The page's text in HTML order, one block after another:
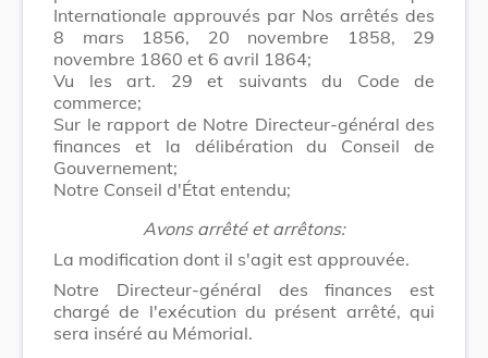
Internationale approuvés par Nos arrêtés des
8 mars 1856, 20 novembre 1858, 29
novembre 1860 et 6 avril 1864;
Vu les art. 29 et suivants du Code de
commerce;
Sur le rapport de Notre Directeur-général des
finances et la délibération du Conseil de
Gouvernement;
Notre Conseil d'État entendu;
Avons arrêté et arrêtons:
La modification dont il s'agit est approuvée.
Notre Directeur-général des finances est
chargé de l'exécution du présent arrêté, qui
sera inséré au Mémorial.